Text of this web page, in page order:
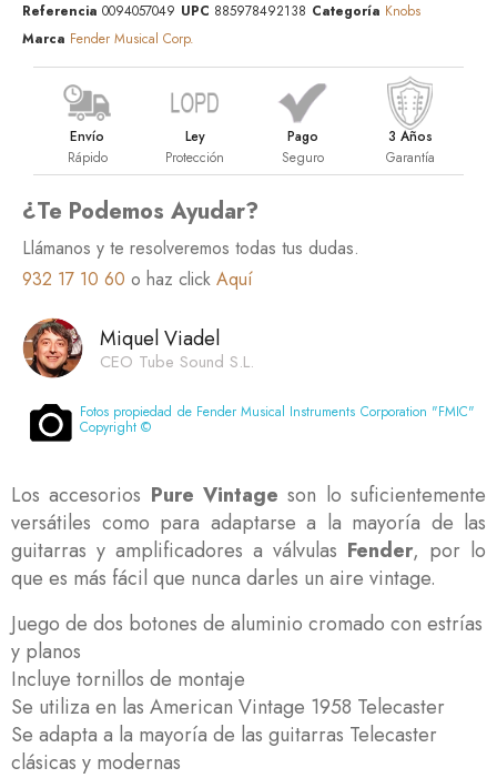
Referencia 0094057049 UPC 885978492138 Categoría Knobs
Marca Fender Musical Corp.
Envío
Rápido
Ley
Protección
Pago
Seguro
3 Años
Garantía
¿Te Podemos Ayudar?
Llámanos y te resolveremos todas tus dudas.
932 17 10 60 o haz click Aquí
Miquel Viadel
CEO Tube Sound S.L.
Fotos propiedad de Fender Musical Instruments Corporation "FMIC"
Copyright ©
Los accesorios Pure Vintage son lo suficientemente
versátiles como para adaptarse a la mayoría de las
guitarras y amplificadores a válvulas Fender, por lo
que es más fácil que nunca darles un aire vintage.
Juego de dos botones de aluminio cromado con estrías
y planos
Incluye tornillos de montaje
Se utiliza en las American Vintage 1958 Telecaster
Se adapta a la mayoría de las guitarras Telecaster
clásicas y modernas